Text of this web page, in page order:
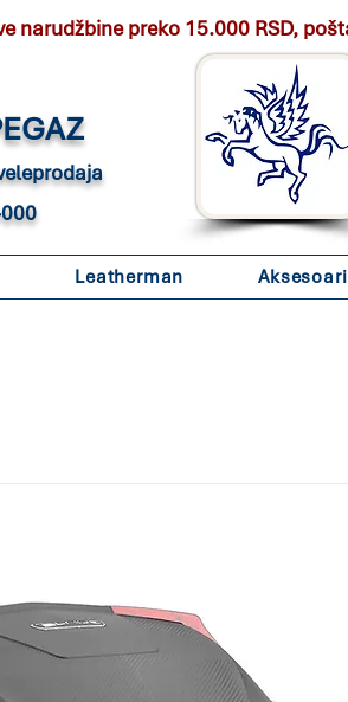
narudžbine preko 15.000 RSD,
Leatherman Aksesoari